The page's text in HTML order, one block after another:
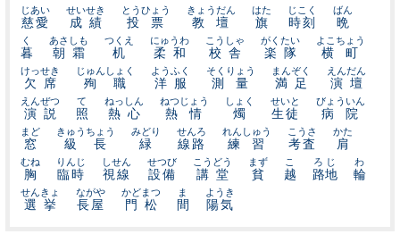
慈愛
じあい
成績
せいせき
投票
とうひょう
教壇
きょうだん
旗
はた
時刻
じこく
晩
ばん
暮
く
朝霜
あさしも
机
つくえ
柔和
にゅうわ
校舎
こうしゃ
楽隊
がくたい
横町
よこちょう
欠席
けっせき
殉職
じゅんしょく
洋服
ようふく
測量
そくりょう
満足
まんぞく
演壇
えんだん
演説
えんぜつ
照
て
熱心
ねっしん
熱情
ねつじょう
燭
しょく
生徒
せいと
病院
びょういん
窓
まど
級長
きゅうちょう
緑
みどり
線路
せんろ
練習
れんしゅう
考査
こうさ
肩
かた
胸
むね
臨時
りんじ
視線
しせん
設備
せつび
講堂
こうどう
貧
まず
越
こ
路地
ろじ
輪
わ
選挙
せんきょ
長屋
ながや
門松
かどまつ
間
ま
陽気
ようき